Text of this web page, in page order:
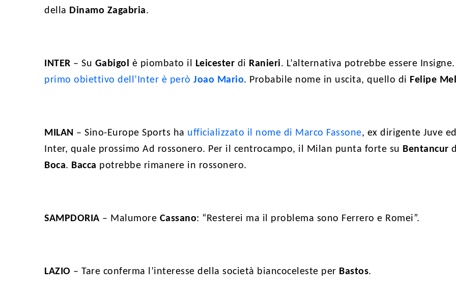
della Dinamo Zagabria.
INTER – Su Gabigol è piombato il Leicester di Ranieri. L’alternativa potrebbe essere Insigne.
primo obiettivo dell’Inter è però Joao Mario. Probabile nome in uscita, quello di Felipe
MILAN – Sino-Europe Sports ha ufficializzato il nome di Marco Fassone, ex dirigente Juve ed
Inter, quale prossimo Ad rossonero. Per il centrocampo, il Milan punta forte su Bentancur
Boca. Bacca potrebbe rimanere in rossonero.
SAMPDORIA – Malumore Cassano: “Resterei ma il problema sono Ferrero e Romei”.
LAZIO – Tare conferma l’interesse della società biancoceleste per Bastos.